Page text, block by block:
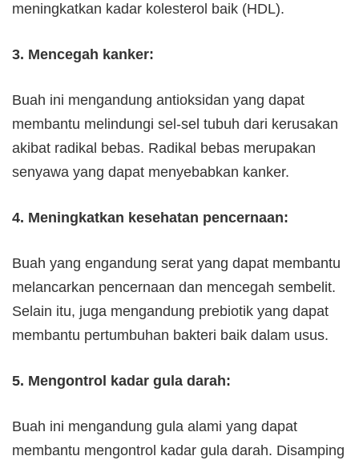
meningkatkan kadar kolesterol baik (HDL).
3. Mencegah kanker:
Buah ini mengandung antioksidan yang dapat
membantu melindungi sel-sel tubuh dari kerusakan
akibat radikal bebas. Radikal bebas merupakan
senyawa yang dapat menyebabkan kanker.
4. Meningkatkan kesehatan pencernaan:
Buah yang engandung serat yang dapat membantu
melancarkan pencernaan dan mencegah sembelit.
Selain itu, juga mengandung prebiotik yang dapat
membantu pertumbuhan bakteri baik dalam usus.
5. Mengontrol kadar gula darah:
Buah ini mengandung gula alami yang dapat
membantu mengontrol kadar gula darah. Disamping